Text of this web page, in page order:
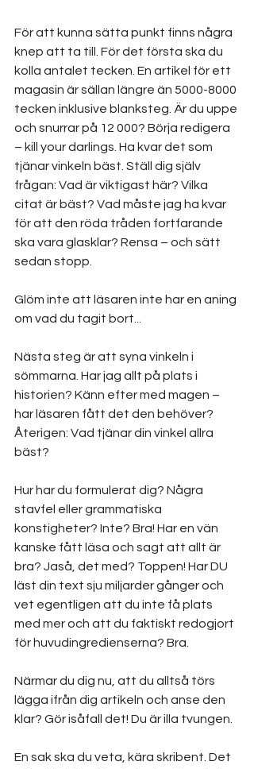
För att kunna sätta punkt finns några
knep att ta till. För det första ska du
kolla antalet tecken. En artikel för ett
magasin är sällan längre än 5000-8000
tecken inklusive blanksteg. Är du uppe
och snurrar på 12 000? Börja redigera
– kill your darlings. Ha kvar det som
tjänar vinkeln bäst. Ställ dig själv
frågan: Vad är viktigast här? Vilka
citat är bäst? Vad måste jag ha kvar
för att den röda tråden fortfarande
ska vara glasklar? Rensa – och sätt
sedan stopp.
Glöm inte att läsaren inte har en aning
om vad du tagit bort...
Nästa steg är att syna vinkeln i
sömmarna. Har jag allt på plats i
historien? Känn efter med magen –
har läsaren fått det den behöver?
Återigen: Vad tjänar din vinkel allra
bäst?
Hur har du formulerat dig? Några
stavfel eller grammatiska
konstigheter? Inte? Bra! Har en vän
kanske fått läsa och sagt att allt är
bra? Jaså, det med? Toppen! Har DU
läst din text sju miljarder gånger och
vet egentligen att du inte få plats
med mer och att du faktiskt redogjort
för huvudingredienserna? Bra.
Närmar du dig nu, att du alltså törs
lägga ifrån dig artikeln och anse den
klar? Gör isåfall det! Du är illa tvungen.
En sak ska du veta, kära skribent. Det